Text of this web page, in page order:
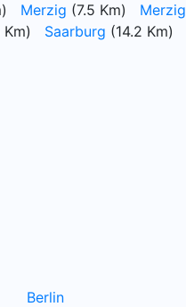
Merzig (7.5 Km) Merzig
Saarburg (14.2 Km)
Berlin